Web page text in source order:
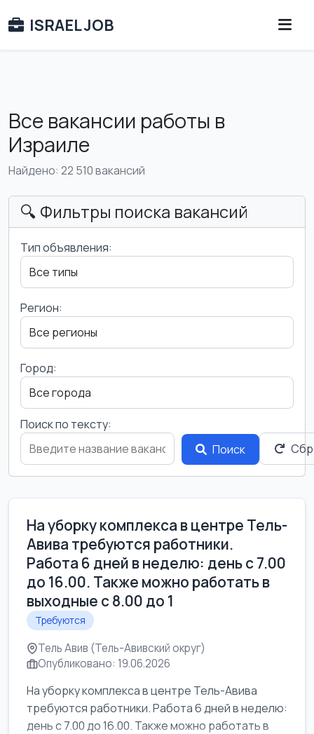
ISRAEL JOB
Все вакансии работы в
Израиле
Найдено: 22 510 вакансий
🔍 Фильтры поиска вакансий
Тип объявления:
Регион:
Город:
Поиск по тексту:
Поиск
На уборку комплекса в центре Тель-
Авива требуются работники.
Работа 6 дней в неделю: день с 7.00
до 16.00. Также можно работать в
выходные с 8.00 до 1
Требуются
Тель Авив (Тель-Авивский округ)
Опубликовано: 19.06.2026
На уборку комплекса в центре Тель-Авива
требуются работники. Работа 6 дней в неделю:
день с 7.00 до 16.00. Также можно работать в